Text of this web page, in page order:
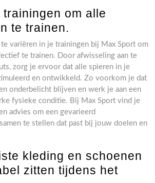
om alle
te trainen.
variëren in je trainingen bij Max Sport om
te trainen. Door afwisseling aan te
zorg je ervoor dat alle spieren in je
en ontwikkeld. Zo voorkom je dat
onderbelicht blijven en werk je aan een
fysieke conditie. Bij Max Sport vind je
advies om een gevarieerd
te stellen dat past bij jouw doelen en
kleding en schoenen
zitten tijdens het